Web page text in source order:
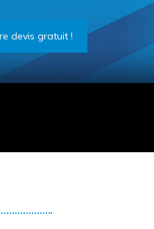
devis gratuit !